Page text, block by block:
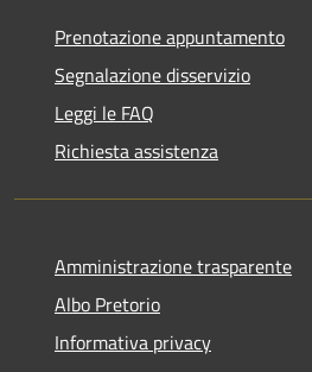
Prenotazione appuntamento
Segnalazione disservizio
Leggi le FAQ
Richiesta assistenza
Amministrazione trasparente
Albo Pretorio
Informativa privacy